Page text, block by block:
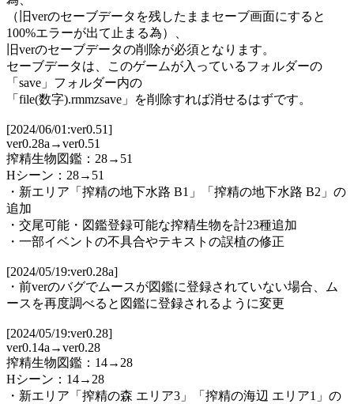
（旧verのセーブデータを残したままセーブ画面にすると
100%エラーが出て止まる為）、
旧verのセーブデータの削除が必須となります。
セーブデータは、このゲームが入っているフォルダーの
「save」フォルダー内の
「file(数字).rmmzsave」を削除すれば消せるはずです。
[2024/06/01:ver0.51]
ver0.28a→ver0.51
搾精生物図鑑：28→51
Hシーン：28→51
・新エリア「搾精の地下水路 B1」「搾精の地下水路 B2」の
追加
・交尾可能・図鑑登録可能な搾精生物を計23種追加
・一部イベントの不具合やテキストの誤植の修正
[2024/05/19:ver0.28a]
・前verのバグでムースが図鑑に登録されていない場合、ム
ースを再度調べると図鑑に登録されるように変更
[2024/05/19:ver0.28]
ver0.14a→ver0.28
搾精生物図鑑：14→28
Hシーン：14→28
・新エリア「搾精の森 エリア3」「搾精の海辺 エリア1」の